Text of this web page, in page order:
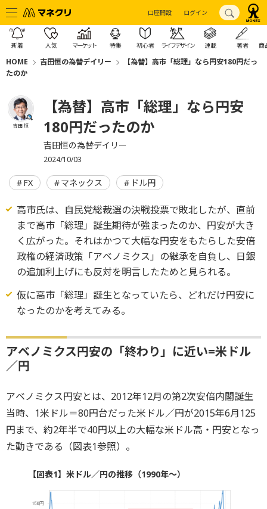
口座開設 ログイン
新着 人気 マーケット 特集 初心者 ライフデザイン 連載 著者 商
HOME 吉田恒の為替デイリー
【為替】高市「総理」なら円安180円だっ
たのか
吉田 恒
【為替】高市「総理」なら円安
180円だったのか
吉田恒の為替デイリー
2024/10/03
FX マネックス ドル円
高市氏は、自民党総裁選の決戦投票で敗北したが、直前
まで高市「総理」誕生期待が強まったのか、円安が大き
く広がった。それはかつて大幅な円安をもたらした安倍
政権の経済政策「アベノミクス」の継承を自負し、日銀
の追加利上げにも反対を明言したためと見られる。
仮に高市「総理」誕生となっていたら、どれだけ円安に
なったのかを考えてみる。
アベノミクス円安の「終わり」に近い=米ドル
／円
アベノミクス円安とは、2012年12月の第2次安倍内閣誕生
当時、1米ドル＝80円台だった米ドル／円が2015年6月125
円まで、約2年半で40円以上の大幅な米ドル高・円安となっ
た動きである（図表1参照）。
【図表1】米ドル／円の推移（1990年～）